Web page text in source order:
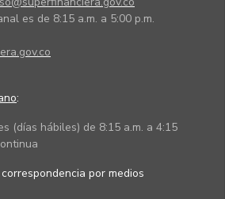
es de 8:15 a.m. a 5:00 p.m.
:
(días hábiles) de 8:15 a.m. a 4:15
por medios